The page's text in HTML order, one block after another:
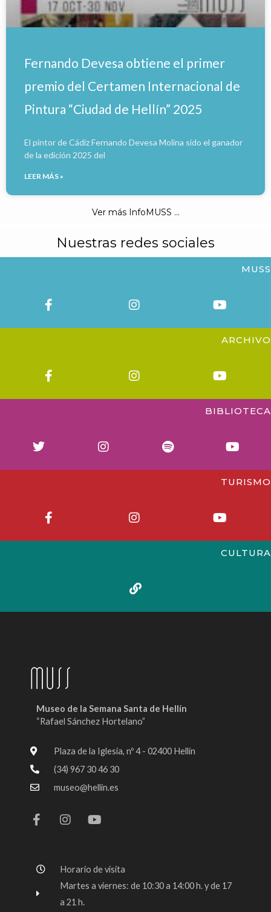
Fernando Devesa obtiene el primer
premio del Certamen Internacional de
Pintura “Ciudad de Hellín” 2025
El pintor de Cádiz Fernando Devesa Molina sido el ganador
de la edición 2025 del
LEER MÁS »
Ver más InfoMUSS ...
Nuestras redes sociales
MUSS
ARCHIVO
BIBLIOTECA
TURISMO
CULTURA
Museo de la Semana Santa de Hellín
“Rafael Sánchez Hortelano”
Plaza de la Iglesia, nº 4 - 02400 Hellín
(34) 967 30 46 30
museo@hellin.es
a
c
o
o
-
n
s
r
a
m
o
u
e
Horario de visita
Martes a viernes: de 10:30 a 14:00 h. y de 17
a 21 h.